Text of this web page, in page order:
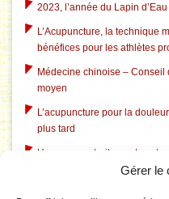
Gérer le
2023, l’année du Lapin d’Eau
L’Acupuncture, la technique
bénéfices pour les athlètes
Médecine chinoise – Conseil
moyen
L’acupuncture pour la
plus tard
Un nouveau traitement contre
chinoises traditionnelles